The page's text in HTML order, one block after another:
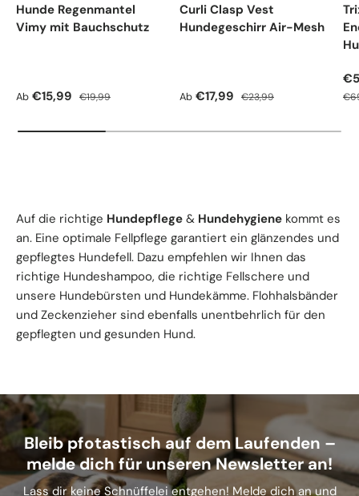
Hunde Regenmantel
Vimy mit Bauchschutz
Verkaufspreis
Ab €15,99 Normaler Preis
€19,99
Curli Clasp Vest
Hundegeschirr Air-Mesh
Verkaufspreis
Ab €17,99 Normaler Preis
€23,99
Auf die richtige Hundepflege & Hundehygiene kommt es
an. Eine optimale Fellpflege garantiert ein glänzendes und
gepflegtes Hundefell. Dazu empfehlen wir Ihnen das
richtige Hundeshampoo, die richtige Fellschere und
unsere Hundebürsten und Hundekämme. Flohhalsbänder
und Zeckenzieher sind ebenfalls unentbehrlich für den
gepflegten und gesunden Hund.
Bleib pfotastisch auf dem Laufenden –
melde dich für unseren Newsletter an!
Lass dir keine Schnüffelei entgehen! Melde dich an und